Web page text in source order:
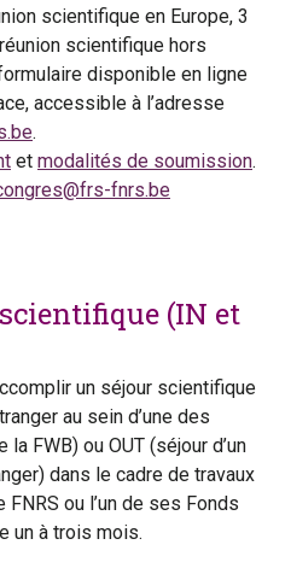
scientifique en Europe, 3
scientifique hors
disponible en ligne
accessible à l’adresse
.
et modalités de soumission.
fnrs.be
(IN et
un séjour scientifique
au sein d’une des
FWB) ou OUT (séjour d’un
dans le cadre de travaux
ou l’un de ses Fonds
un à trois mois.